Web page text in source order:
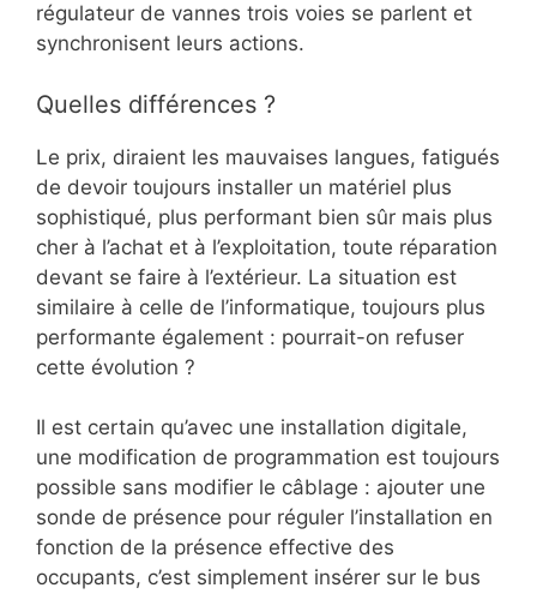
régulateur de vannes trois voies se parlent et
synchronisent leurs actions.
Quelles différences ?
Le prix, diraient les mauvaises langues, fatigués
de devoir toujours installer un matériel plus
sophistiqué, plus performant bien sûr mais plus
cher à l’achat et à l’exploitation, toute réparation
devant se faire à l’extérieur. La situation est
similaire à celle de l’informatique, toujours plus
performante également : pourrait-on refuser
cette évolution ?
Il est certain qu’avec une installation digitale,
une modification de programmation est toujours
possible sans modifier le câblage : ajouter une
sonde de présence pour réguler l’installation en
fonction de la présence effective des
occupants, c’est simplement insérer sur le bus